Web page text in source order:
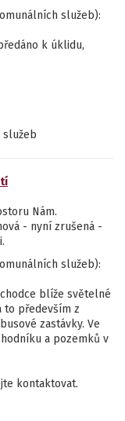
služeb):
k úklidu,
Nám.
- nyní zrušená -
služeb):
blíže světelné
to především z
zastávky. Ve
a pozemků v
kontaktovat.